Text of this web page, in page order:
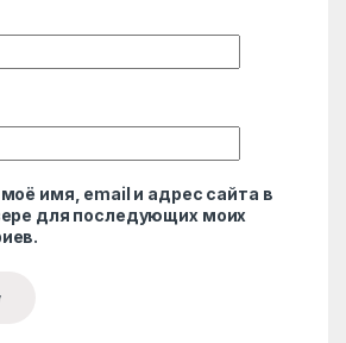
имя, email и адрес сайта в
для последующих моих